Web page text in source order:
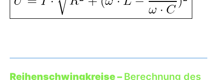
Reihenschwingkreise – Berechnung des